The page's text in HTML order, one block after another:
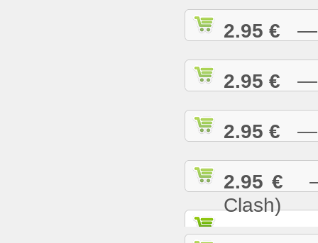
2.95 € —
2.95 € —
2.95 € —
2.95 € —
Clash)